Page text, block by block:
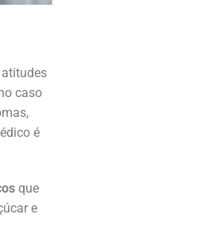
caso
é
que
e